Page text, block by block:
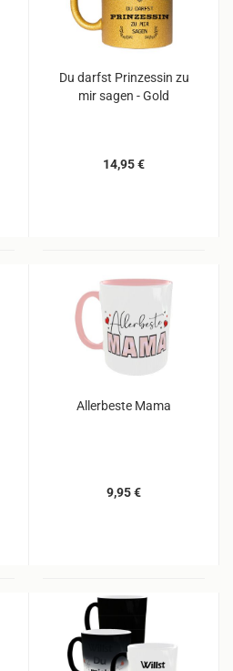
Du darfst Prinzessin zu
mir sagen - Gold
14,95 €
Allerbeste Mama
9,95 €